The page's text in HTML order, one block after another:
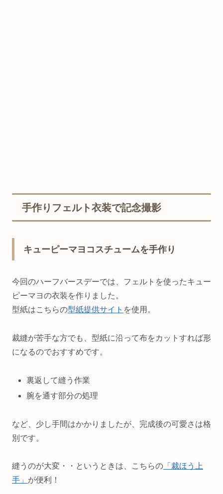
手作りフェルト衣装で記念撮影
キューピーマヨコスチュームを手作り
今回のハーフバースデーでは、フェルトを使ったキュー
ピーマヨの衣装を作りました。
型紙はこちらの型紙提供サイト を使用。
裁縫が苦手な方でも、型紙に沿って布をカットすれば形
になるのでおすすめです。
裏返して縫う作業
腕を通す部分の処理
など、少し手間はかかりましたが、完成後の可愛さは格
別です。
縫うのが大変・・というときは、こちらの 「裁ほう上
手」 が便利！